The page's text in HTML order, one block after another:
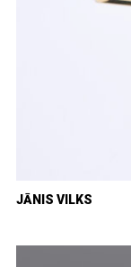
JĀNIS VILKS